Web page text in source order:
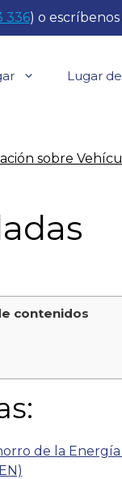
336) o
Lugar
sobre
contenidos
de la Energía